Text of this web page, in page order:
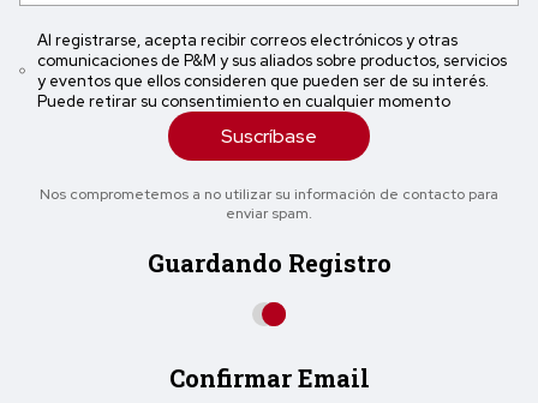
Al registrarse, acepta recibir correos electrónicos y otras
comunicaciones de P&M y sus aliados sobre productos, servicios
y eventos que ellos consideren que pueden ser de su interés.
Puede retirar su consentimiento en cualquier momento
Suscríbase
Nos comprometemos a no utilizar su información de contacto para
enviar spam.
Guardando Registro
Confirmar Email